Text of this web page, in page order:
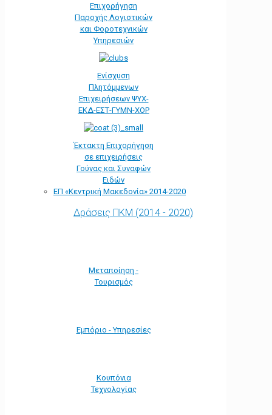
Επιχορήγηση
Παροχής Λογιστικών
και Φοροτεχνικών
Υπηρεσιών
Ενίσχυση
Πλητόμμενων
Επιχειρήσεων ΨΥΧ-
ΕΚΔ-ΕΣΤ-ΓΥΜΝ-ΧΟΡ
Έκτακτη Επιχορήγηση
σε επιχειρήσεις
Γούνας και Συναφών
Ειδών
ΕΠ «Kεντρική Μακεδονία» 2014-2020
Δράσεις ΠΚΜ (2014 - 2020)
Μεταποίηση -
Τουρισμός
Εμπόριο - Υπηρεσίες
Κουπόνια
Τεχνολογίας